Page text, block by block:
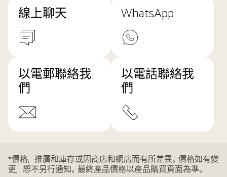
線上聊天 WhatsApp
以電郵聯絡我
們
以電話聯絡我
們
*價格，推廣和庫存或因商店和網店而有所差異。價格如有變
更，恕不另行通知。最終產品價格以產品購買頁面為準。